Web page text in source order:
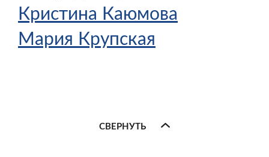
Кристина Каюмова
Мария Крупская
СВЕРНУТЬ